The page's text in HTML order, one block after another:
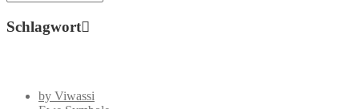
Schlagwort
by Viwassi